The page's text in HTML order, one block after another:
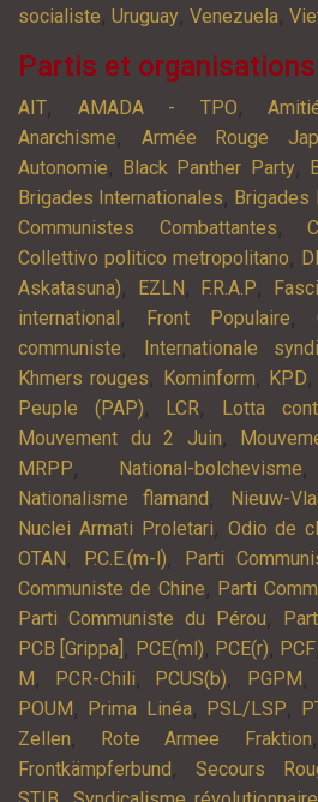
socialiste, Uruguay, Venezuela,
Partis et organisations
AIT, AMADA - TPO,
Anarchisme, Armée Rouge
Autonomie, Black Panther Party,
Brigades Internationales, Brigades
Communistes Combattantes,
Collettivo politico metropolitano,
Askatasuna), EZLN , F.R.A.P,
international , Front Populaire,
communiste, Internationale
Khmers rouges, Kominform, KPD,
Peuple (PAP), LCR, Lotta
Mouvement du 2 Juin,
MRPP, National-bolchevisme
Nationalisme flamand , Nieuw-
Nuclei Armati Proletari, Odio de
OTAN , P.C.E.(m-l), Parti
Communiste de Chine, Parti
Parti Communiste du Pérou,
PCB [Grippa] , PCE(ml), PCE(r), PCF
M , PCR-Chili, PCUS(b), PGPM ,
POUM , Prima Linéa, PSL/LSP,
Zellen, Rote Armee Fraktion
Frontkämpferbund , Secours